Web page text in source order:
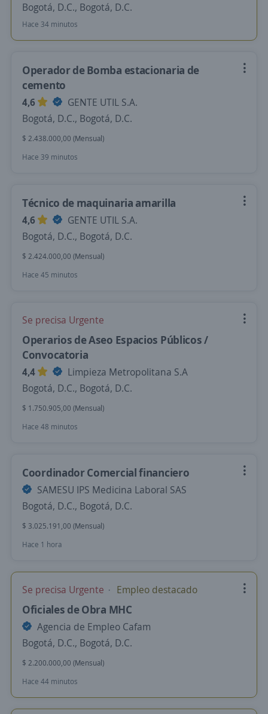
Bogotá, D.C., Bogotá, D.C.
Hace 34 minutos
Operador de Bomba estacionaria de
cemento
4,6
GENTE UTIL S.A.
Bogotá, D.C., Bogotá, D.C.
$ 2.438.000,00 (Mensual)
Hace 39 minutos
Técnico de maquinaria amarilla
4,6
GENTE UTIL S.A.
Bogotá, D.C., Bogotá, D.C.
$ 2.424.000,00 (Mensual)
Hace 45 minutos
Se precisa Urgente
Operarios de Aseo Espacios Públicos /
Convocatoria
4,4
Limpieza Metropolitana S.A
Bogotá, D.C., Bogotá, D.C.
$ 1.750.905,00 (Mensual)
Hace 48 minutos
Coordinador Comercial financiero
SAMESU IPS Medicina Laboral SAS
Bogotá, D.C., Bogotá, D.C.
$ 3.025.191,00 (Mensual)
Hace 1 hora
Se precisa Urgente Empleo destacado
Oficiales de Obra MHC
Agencia de Empleo Cafam
Bogotá, D.C., Bogotá, D.C.
$ 2.200.000,00 (Mensual)
Hace 44 minutos